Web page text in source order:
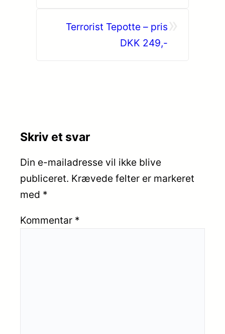
Terrorist Tepotte – pris
DKK 249,-
Skriv et svar
Din e-mailadresse vil ikke blive
publiceret. Krævede felter er markeret
med *
Kommentar *